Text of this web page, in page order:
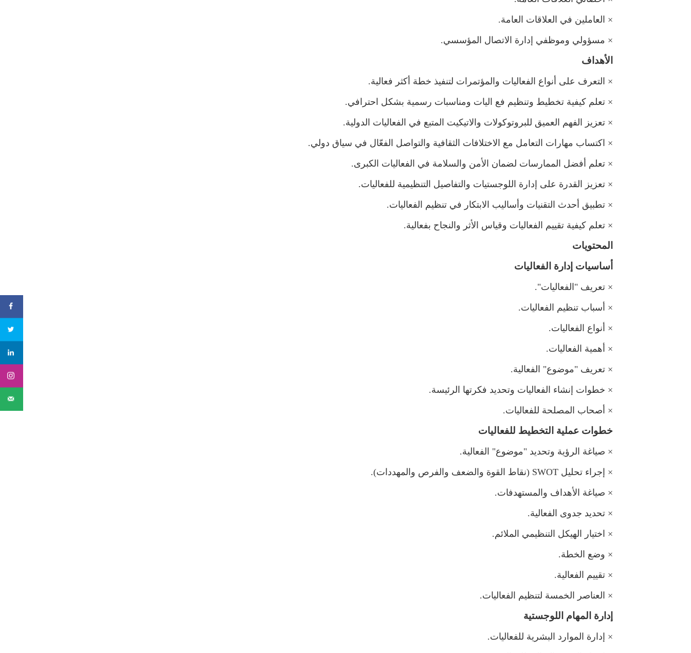
× العاملين في العلاقات العامة.
× سؤولي وموظفي إدارة الاتصال المؤسسي.
الأهداف
× التعرف على أنواع الفعاليات والمؤتمرات لتنفيذ خطة أكثر فعالية.
×تعلم كيفية تخطيط وتنظيم فع اليات ومناسبات رسمية بشكل احترافي.
×تعزيز الفهم العميق للبروتوكولات والاتيكيت المتبع في الفعاليات الدولية.
× اكتساب مهارات التعامل مع الاختلافات الثقافية والتواصل الفعّال في سياق دولي.
×تعلم أفضل الممارسات لضمان الأمن والسلامة في الفعاليات الكبرى.
×تعزيز القدرة على إدارة اللوجستيات والتفاصيل التنظيمية للفعاليات.
×تطبيق أحدث التقنيات وأساليب الابتكار في تنظيم الفعاليات.
×تعلم كيفية تقييم الفعاليات وقياس الأثر والنجاح بفعالية.
المحتويات
أساسيات إدارة الفعاليات
×تعريف "الفعاليات".
× أسباب تنظيم الفعاليات.
× أنواع الفعاليات.
× أهمية الفعاليات.
×تعريف "موضوع" الفعالية.
× خطوات إنشاء الفعاليات وتحديد فكرتها الرئيسة.
× أصحاب المصلحة للفعاليات.
خطوات عملية التخطيط للفعاليات
× صياغة الرؤية وتحديد "موضوع" الفعالية.
× إجراء تحليSWOT (نقاط القوة والضعف والفرص والمهددات).
× صياغة الأهداف والمستهدفات.
×تحديد جدوى الفعالية.
× اختيار الهيكل التنظيمي الملائم.
× وضع الخطة.
×تقييم الفعالية.
× العناصر الخمسة لتنظيم الفعاليات.
إدارة المهام اللوجستية
× إدارة الموارد البشرية للفعاليات.